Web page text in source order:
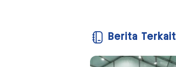
Berita Terkait